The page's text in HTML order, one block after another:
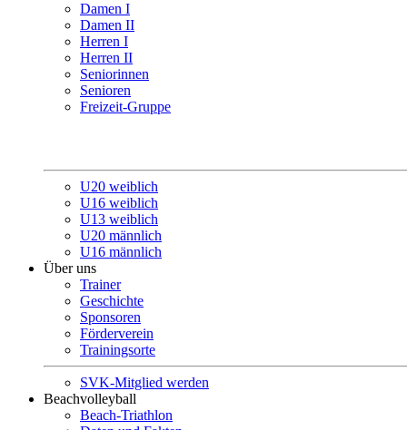
Damen I
Damen II
Herren I
Herren II
Seniorinnen
Senioren
Freizeit-Gruppe
U20 weiblich
U16 weiblich
U13 weiblich
U20 männlich
U16 männlich
Über uns
Trainer
Geschichte
Sponsoren
Förderverein
Trainingsorte
SVK-Mitglied werden
Beachvolleyball
Beach-Triathlon